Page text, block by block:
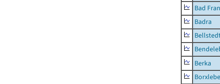
Bad
Badra
Berka